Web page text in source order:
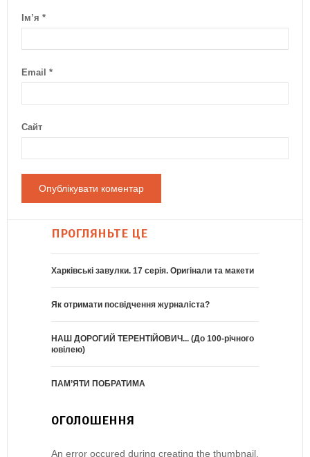
Ім’я *
Email *
Сайт
ПРОГЛЯНЬТЕ ЦЕ
Харківські завулки. 17 серія. Оригінали та макети
Як отримати посвідчення журналіста?
НАШ ДОРОГИЙ ТЕРЕНТІЙОВИЧ... (До 100-річного
ювілею)
ПАМ’ЯТИ ПОБРАТИМА
ОГОЛОШЕННЯ
An error occured during creating the thumbnail.